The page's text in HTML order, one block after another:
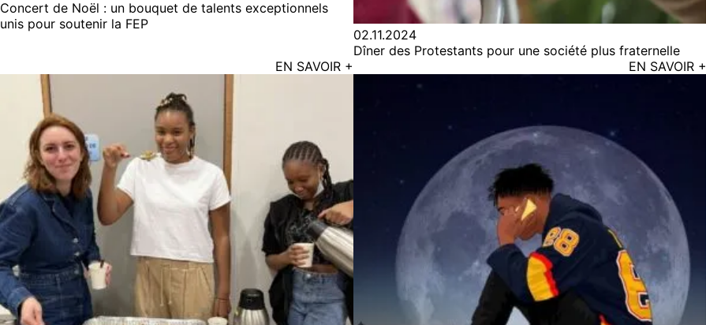
Concert de Noël : un bouquet de talents exceptionnels
unis pour soutenir la FEP
EN SAVOIR +
02.11.2024
Dîner des Protestants pour une société plus fraternelle
EN SAVOIR +